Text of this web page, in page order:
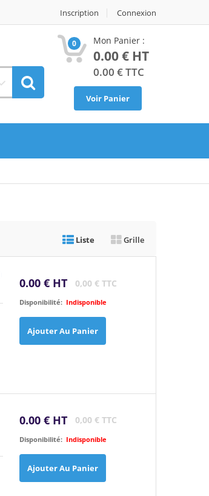
Inscription Connexion
0 Mon Panier :
0.00€ HT
0.00 € TTC
Voir Panier
Liste Grille
0.00 € HT 0,00 € TTC
Disponibilité: Indisponible
Ajouter Au Panier
0.00 € HT 0,00 € TTC
Disponibilité: Indisponible
Ajouter Au Panier